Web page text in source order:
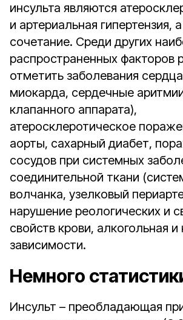
инсульта являются
и артериальная гипертензия,
сочетание. Среди других
распространенных факторов
отметить заболевания
миокарда, сердечные
клапанного аппарата),
атеросклеротическое
аорты, сахарный диабет,
сосудов при системных
соединительной ткани
волчанка, узелковый
нарушение реологических и
свойств крови, алкогольная и
зависимости.
Немного
Инсульт – преобладающая